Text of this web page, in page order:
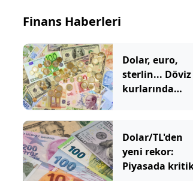
Finans Haberleri
Dolar, euro,
sterlin... Döviz
kurlarında
Dolar/TL'den
yeni rekor:
Piyasada